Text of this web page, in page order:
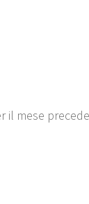
il mese